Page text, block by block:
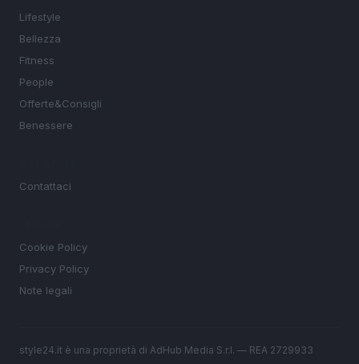
Lifestyle
Bellezza
Fitness
People
Offerte&Consigli
Benessere
Contattaci
Cookie Policy
Privacy Policy
Note legali
style24.it è una proprietà di AdHub Media S.r.l. — REA 2729933